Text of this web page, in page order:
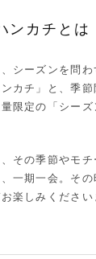
ンカチとは
シーズンを問
カチ」と、季節
限定の「シーズ
その季節やモ
一期一会。その
楽しみください